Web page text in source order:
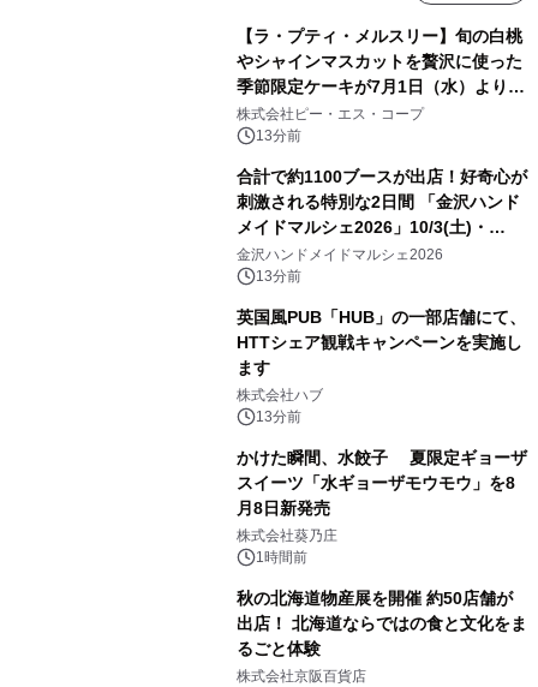
【ラ・プティ・メルスリー】旬の白桃
やシャインマスカットを贅沢に使った
季節限定ケーキが7月1日（水）より順
次登場！
株式会社ピー・エス・コープ
13分前
合計で約1100ブースが出店！好奇心が
刺激される特別な2日間 「金沢ハンド
メイドマルシェ2026」10/3(土)・
10/4(日)開催
金沢ハンドメイドマルシェ2026
13分前
英国風PUB「HUB」の一部店舗にて、
HTTシェア観戦キャンペーンを実施し
ます
株式会社ハブ
13分前
かけた瞬間、水餃子 夏限定ギョーザ
スイーツ「水ギョーザモウモウ」を8
月8日新発売
株式会社葵乃庄
1時間前
秋の北海道物産展を開催 約50店舗が
出店！ 北海道ならではの食と文化をま
るごと体験
株式会社京阪百貨店